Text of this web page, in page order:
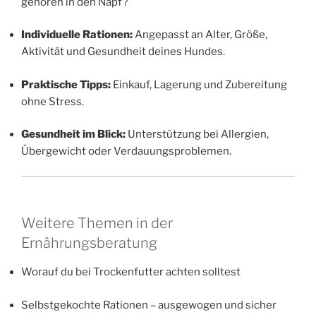
Individuelle Rationen:Angepasst an Alter, Größe,
Aktivität und Gesundheit deines Hundes.
Praktische Tipps: Einkauf, Lagerung und Zubereitung
ohne Stress.
Gesundheit im Blick: Unterstützung bei Allergien,
Übergewicht oder Verdauungsproblemen.
Weitere Themen in der
Ernährungsberatung
Worauf du bei Trockenfutter achten solltest
Selbstgekochte Rationen – ausgewogen und sicher